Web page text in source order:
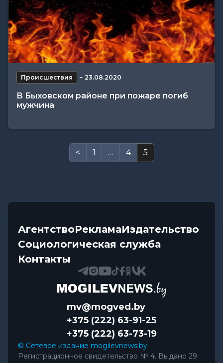
Происшествия − 23.08.2020
В Быховском районе при пожаре погиб
мужчина
< 1 … 4 5
АгентствоРекламаИздательство
Социологическая служба
Контакты
mv@mogved.by
+375 (222) 63-91-25
+375 (222) 63-73-19
© Сетевое издание mogilevnews.by
Регистрационное свидетельство № 4. Выдано 29